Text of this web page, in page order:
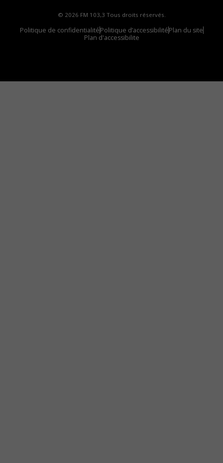
© 2026 FM 103,3 Tous droits réservés.
Politique de confidentialitéPolitique d’accessibilitéPlan du site
Plan d'accessibilite